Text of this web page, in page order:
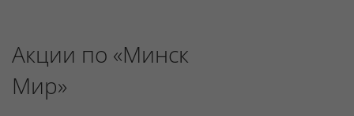
Акции по «Минск
Мир»